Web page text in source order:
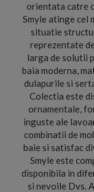
orientata catre
Smyle atinge cel
situatie
reprezentate
larga de solutii
baia moderna,
dulapurile si
Colectia este
ornamentale,
inguste ale
combinatii de
baie si satisfac
Smyle este
disponibila in
si nevoile Dvs.